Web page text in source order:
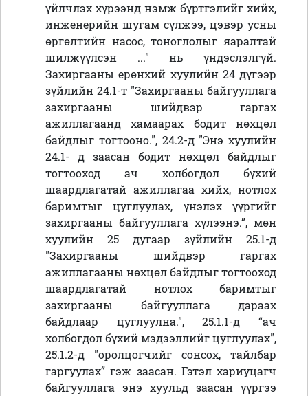
үйлчлэх хүрээнд нэмж бүртгэлийг хийх,
инженерийн шугам сүлжээ, цэвэр усны
өргөлтийн насос, тоноглолыг яаралтай
шилжүүлсэн ..." нь үндэслэлгүй.
Захиргааны ерөнхий хуулийн 24 дүгээр
зүйлийн 24.1-т "Захиргааны байгууллага
захиргааны шийдвэр гаргах
ажиллагаанд хамаарах бодит нөхцөл
байдлыг тогтооно.", 24.2-д "Энэ хуулийн
24.1- д заасан бодит нөхцөл байдлыг
тогтооход ач холбогдол бүхий
шаардлагатай ажиллагаа хийх, нотлох
баримтыг цуглуулах, үнэлэх үүргийг
захиргааны байгууллага хүлээнэ.”, мөн
хуулийн 25 дугаар зүйлийн 25.1-д
"Захиргааны шийдвэр гаргах
ажиллагааны нөхцөл байдлыг тогтооход
шаардлагатай нотлох баримтыг
захиргааны байгууллага дараах
байдлаар цуглуулна.", 25.1.1-д “ач
холбогдол бүхий мэдээллийг цуглуулах",
25.1.2-д "оролцогчийг сонсох, тайлбар
гаргуулах” гэж заасан. Гэтэл хариуцагч
байгууллага энэ хуульд заасан үүргээ